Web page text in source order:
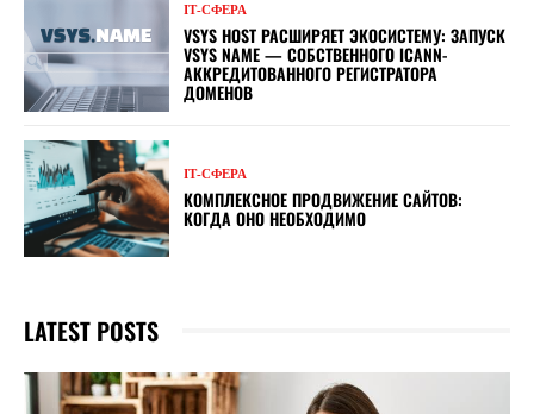
ІТ-СФЕРА
VSYS HOST РАСШИРЯЕТ ЭКОСИСТЕМУ: ЗАПУСК
VSYS NAME — СОБСТВЕННОГО ICANN-
АККРЕДИТОВАННОГО РЕГИСТРАТОРА
ДОМЕНОВ
ІТ-СФЕРА
КОМПЛЕКСНОЕ ПРОДВИЖЕНИЕ САЙТОВ:
КОГДА ОНО НЕОБХОДИМО
LATEST POSTS